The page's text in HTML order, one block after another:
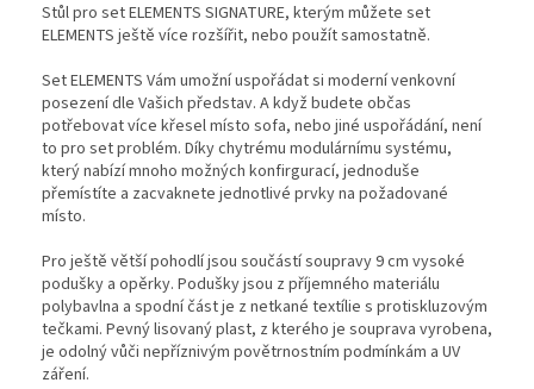
Stůl pro set ELEMENTS SIGNATURE, kterým můžete set
ELEMENTS ještě více rozšířit, nebo použít samostatně.
Set ELEMENTS Vám umožní uspořádat si moderní venkovní
posezení dle Vašich představ. A když budete občas
potřebovat více křesel místo sofa, nebo jiné uspořádání, není
to pro set problém. Díky chytrému modulárnímu systému,
který nabízí mnoho možných konfirgurací, jednoduše
přemístíte a zacvaknete jednotlivé prvky na požadované
místo.
Pro ještě větší pohodlí jsou součástí soupravy 9 cm vysoké
podušky a opěrky. Podušky jsou z příjemného materiálu
polybavlna a spodní část je z netkané textílie s protiskluzovým
tečkami. Pevný lisovaný plast, z kterého je souprava vyrobena,
je odolný vůči nepříznivým povětrnostním podmínkám a UV
záření.